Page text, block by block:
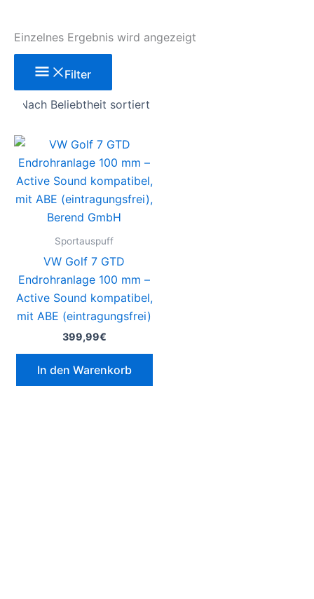
Einzelnes Ergebnis wird angezeigt
Filter
Sportauspuff
VW Golf 7 GTD
Endrohranlage 100 mm –
Active Sound kompatibel,
mit ABE (eintragungsfrei)
399,99€
In den Warenkorb